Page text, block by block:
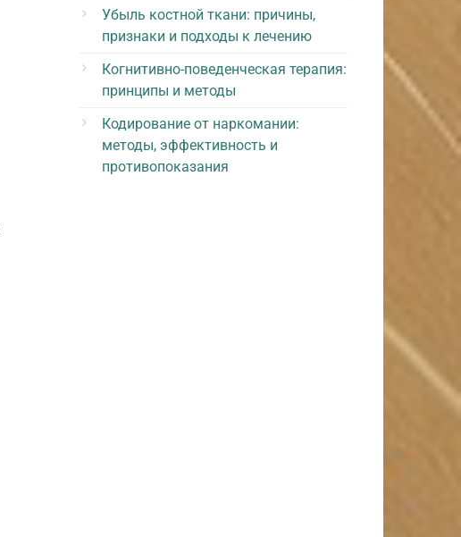
Убыль костной ткани: причины,
признаки и подходы к лечению
Когнитивно-поведенческая терапия:
принципы и методы
Кодирование от наркомании:
методы, эффективность и
противопоказания